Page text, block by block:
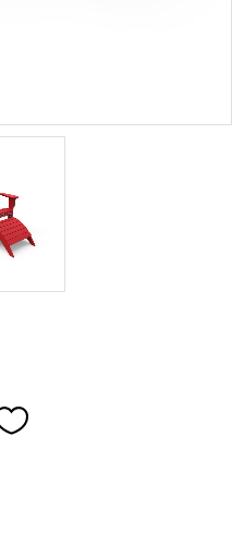
Lägg till i favoriter